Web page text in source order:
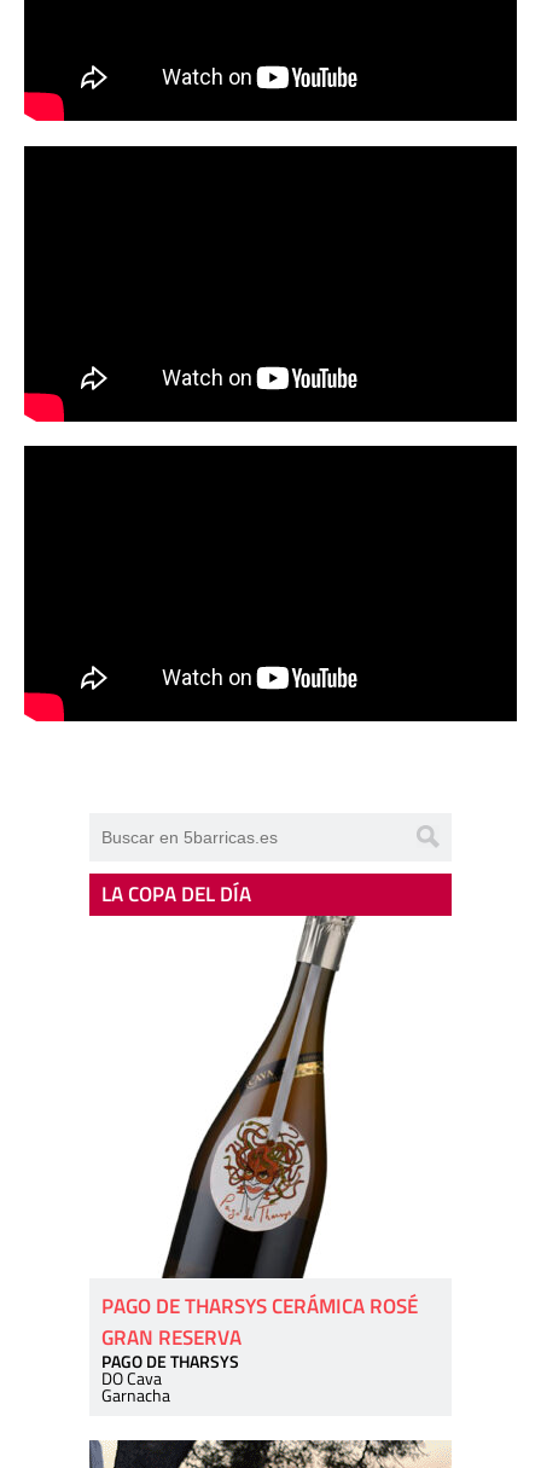
LA COPA DEL DÍA
PAGO DE THARSYS CERÁMICA ROSÉ
GRAN RESERVA
PAGO DE THARSYS
DO Cava
Garnacha